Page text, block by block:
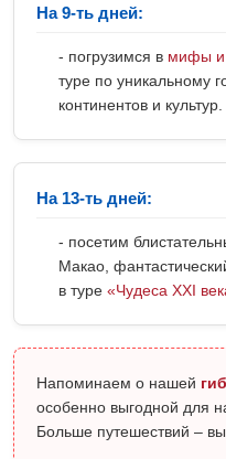
На 9-ть дней:
- погрузимся в мифы и
туре по уникальному
континентов и культур.
На 13-ть дней:
- посетим
Макао,
в туре «Чудеса ХХI
Напоминаем о нашей
особенно выгодной для
Больше путешествий –